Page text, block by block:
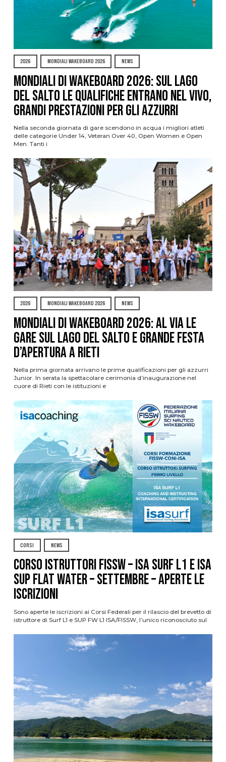
2026 MONDIALI WAKEBOARD 2026 NEWS
Mondiali di Wakeboard 2026: sul Lago
del Salto le qualifiche entrano nel vivo,
grandi prestazioni per gli azzurri
Nella seconda giornata di gare scendono in acqua i migliori atleti
delle categorie Under 14, Veteran Over 40, Open Women e Open
Men. Tanti i
2026 MONDIALI WAKEBOARD 2026 NEWS
Mondiali di Wakeboard 2026: al via le
gare sul Lago del Salto e grande festa
d’apertura a Rieti
Nella prima giornata arrivano le prime qualificazioni per gli azzurri
Junior. In serata la spettacolare cerimonia d’inaugurazione nel
cuore di Rieti con le istituzioni e
CORSI NEWS
CORSO ISTRUTTORI FISSW – ISA SURF L1 e ISA
SUP Flat Water – SETTEMBRE – APERTE LE
ISCRIZIONI
Sono aperte le iscrizioni ai Corsi Federali per il rilascio del brevetto di
istruttore di Surf L1 e SUP FW L1 ISA/FISSW, l’unico riconosciuto sul